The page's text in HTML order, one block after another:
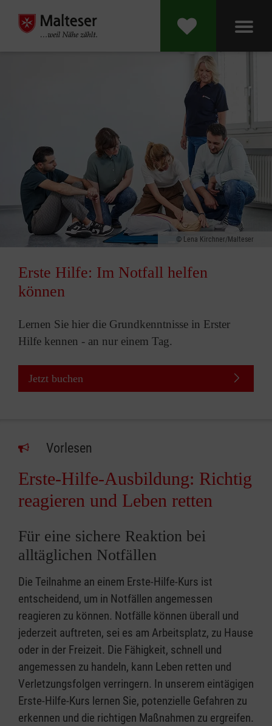
Lena Kirchner/Malteser
Erste Hilfe: Im Notfall helfen
können
Lernen Sie hier die Grundkenntnisse in Erster
Hilfe kennen - an nur einem Tag.
Jetzt buchen
Vorlesen
Erste-Hilfe-Ausbildung: Richtig
reagieren und Leben retten
Für eine sichere Reaktion bei
alltäglichen Notfällen
Die Teilnahme an einem Erste-Hilfe-Kurs ist
entscheidend, um in Notfällen angemessen
reagieren zu können. Notfälle können überall und
jederzeit auftreten, sei es am Arbeitsplatz, zu Hause
oder in der Freizeit. Die Fähigkeit, schnell und
angemessen zu handeln, kann Leben retten und
Verletzungsfolgen verringern. In unserem eintägigen
Erste-Hilfe-Kurs lernen Sie, potenzielle Gefahren zu
erkennen und die richtigen Maßnahmen zu ergreifen.